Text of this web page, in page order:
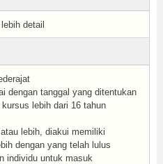
detail
dengan tanggal yang ditentukan
lebih dari 16 tahun
lebih, diakui memiliki
dengan yang telah lulus
individu untuk masuk